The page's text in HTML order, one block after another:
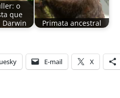
o
que
Darwin
Primata ancestral
E-mail X